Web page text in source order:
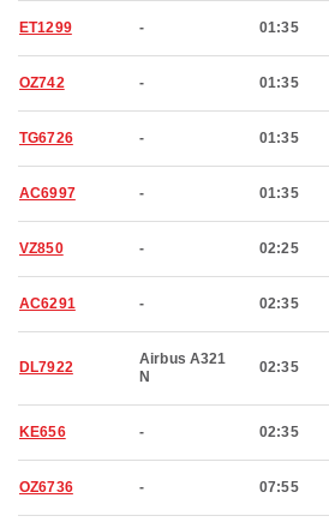
ET1299 - 01:35
OZ742 - 01:35
TG6726 - 01:35
AC6997 - 01:35
VZ850 - 02:25
AC6291 - 02:35
DL7922
Airbus A321
N
02:35
KE656 - 02:35
OZ6736 - 07:55